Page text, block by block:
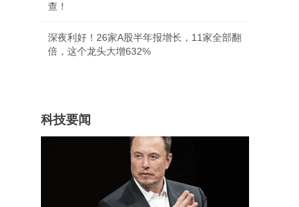
查！
深夜利好！26家A股半年报增长，11家全部翻
倍，这个龙头大增632%
科技要闻